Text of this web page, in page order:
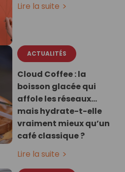
Lire la suite
ACTUALITÉS
Cloud Coffee : la
boisson glacée qui
affole les réseaux…
mais hydrate-t-elle
vraiment mieux qu’un
café classique ?
Lire la suite